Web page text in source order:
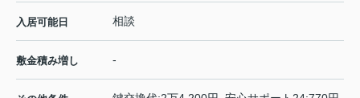
入居可能日 相談
敷金積み増し -